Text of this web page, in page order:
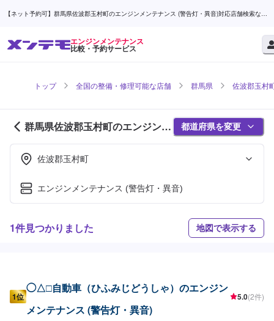
【ネット予約可】群馬県佐波郡玉村町のエンジンメンテナンス (警告灯・異音)対応店舗検索なら
エンジンメンテナンス
比較・予約サービス
トップ 全国の整備・修理可能な店舗 群馬県 佐波郡玉村
群馬県佐波郡玉村町のエンジンメ
ンテナンス対応店舗紹介 (1ページ
目)
都道府県を変更
佐波郡玉村町
エンジンメンテナンス (警告灯・異音)
1件見つかりました 地図で表示する
1位
◯△□自動車（ひふみじどうしゃ）のエンジン
メンテナンス (警告灯・異音)
5.0(2件)